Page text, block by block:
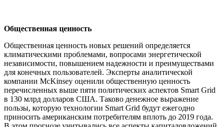
Общественная ценность
Общественная ценность новых решений определяется
климатическими проблемами, вопросами энергетической
независимости, повышением надежности и преимуществами
для конечных пользователей. Эксперты аналитической
компании McKinsey оценили общественную ценность
перечисленных выше пяти политических аспектов Smart Grid
в 130 млрд долларов США. Таково денежное выражение
пользы, которую технологии Smart Grid будут ежегодно
приносить американским потребителям вплоть до 2019 года.